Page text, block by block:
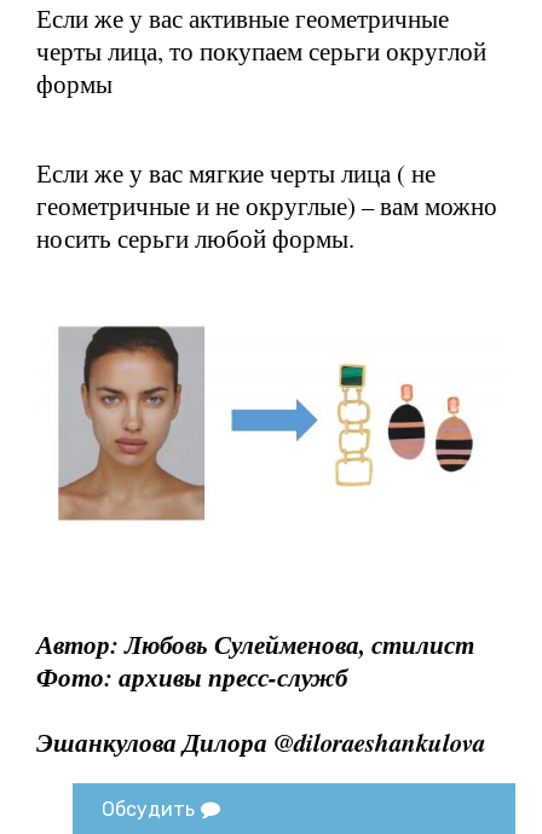
Если же у вас активные геометричные
черты лица, то покупаем серьги округлой
формы
Если же у вас мягкие черты лица ( не
геометричные и не округлые) – вам можно
носить серьги любой формы.
Автор: Любовь Сулейменова, стилист
Фото: архивы пресс-служб
Эшанкулова Дилора @diloraeshankulova
Обсудить